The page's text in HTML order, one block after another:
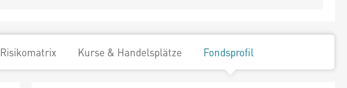
Risikomatrix Kurse & Handelsplätze Fondsprofil